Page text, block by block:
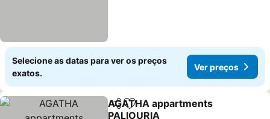
Selecione as datas para ver os preços
exatos.
Ver preços
PartilharAdicionar aos favoritos
AGATHA appartments
PALIOURIA